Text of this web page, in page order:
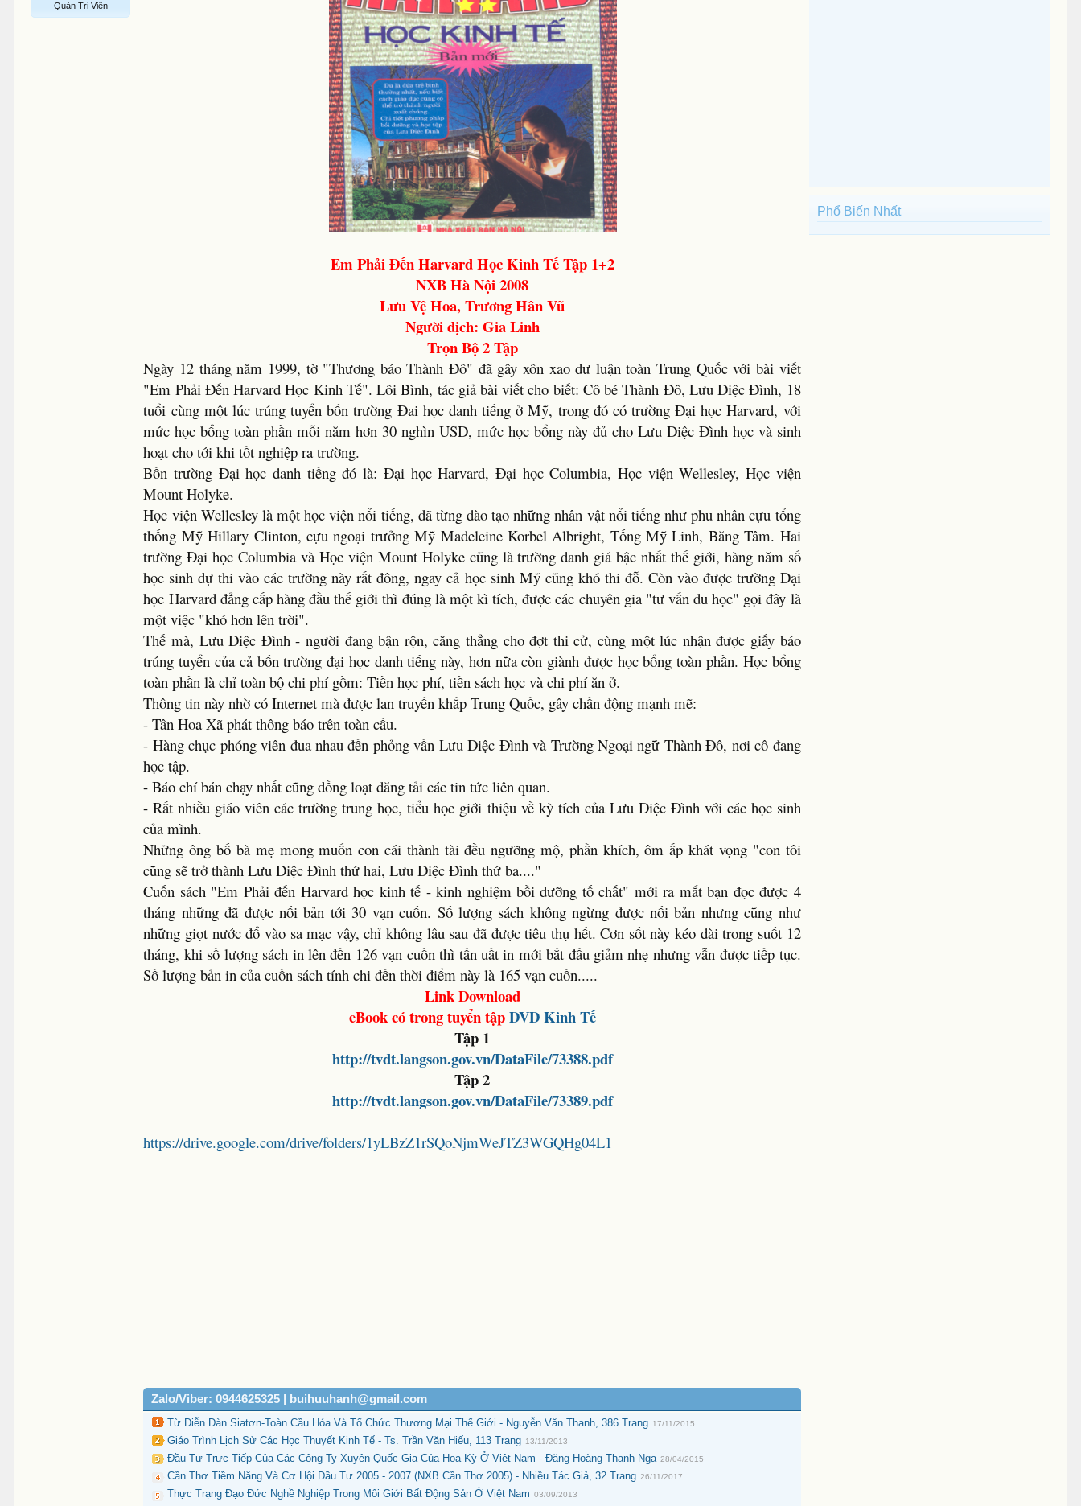
Quản Trị Viên
Em Phải Đến Harvard Học Kinh Tế Tập 1+2
NXB Hà Nội 2008
Lưu Vệ Hoa, Trương Hân Vũ
Người dịch: Gia Linh
Trọn Bộ 2 Tập
Ngày 12 tháng năm 1999, tờ "Thương báo Thành Đô" đã gây xôn xao dư luận toàn Trung Quốc với bài viết
"Em Phải Đến Harvard Học Kinh Tế". Lôi Bình, tác giả bài viết cho biết: Cô bé Thành Đô, Lưu Diệc Đình, 18
tuổi cùng một lúc trúng tuyển bốn trường Đai học danh tiếng ở Mỹ, trong đó có trường Đại học Harvard, với
mức học bổng toàn phần mỗi năm hơn 30 nghìn USD, mức học bổng này đủ cho Lưu Diệc Đình học và sinh
hoạt cho tới khi tốt nghiệp ra trường.
Bốn trường Đại học danh tiếng đó là: Đại học Harvard, Đại học Columbia, Học viện Wellesley, Học viện
Mount Holyke.
Học viện Wellesley là một học viện nổi tiếng, đã từng đào tạo những nhân vật nổi tiếng như phu nhân cựu tổng
thống Mỹ Hillary Clinton, cựu ngoại trưởng Mỹ Madeleine Korbel Albright, Tống Mỹ Linh, Băng Tâm. Hai
trường Đại học Columbia và Học viện Mount Holyke cũng là trường danh giá bậc nhất thế giới, hàng năm số
học sinh dự thi vào các trường này rất đông, ngay cả học sinh Mỹ cũng khó thi đỗ. Còn vào được trường Đại
học Harvard đẳng cấp hàng đầu thế giới thì đúng là một kì tích, được các chuyên gia "tư vấn du học" gọi đây là
một việc "khó hơn lên trời".
Thế mà, Lưu Diệc Đình - người đang bận rộn, căng thẳng cho đợt thi cử, cùng một lúc nhận được giấy báo
trúng tuyển của cả bốn trường đại học danh tiếng này, hơn nữa còn giành được học bổng toàn phần. Học bổng
toàn phần là chỉ toàn bộ chi phí gồm: Tiền học phí, tiền sách học và chi phí ăn ở.
Thông tin này nhờ có Internet mà được lan truyền khắp Trung Quốc, gây chấn động mạnh mẽ:
- Tân Hoa Xã phát thông báo trên toàn cầu.
- Hàng chục phóng viên đua nhau đến phỏng vấn Lưu Diệc Đình và Trường Ngoại ngữ Thành Đô, nơi cô đang
học tập.
- Báo chí bán chạy nhất cũng đồng loạt đăng tải các tin tức liên quan.
- Rất nhiều giáo viên các trường trung học, tiểu học giới thiệu về kỳ tích của Lưu Diệc Đình với các học sinh
của mình.
Những ông bố bà mẹ mong muốn con cái thành tài đều ngưỡng mộ, phần khích, ôm ấp khát vọng "con tôi
cũng sẽ trở thành Lưu Diệc Đình thứ hai, Lưu Diệc Đình thứ ba...."
Cuốn sách "Em Phải đến Harvard học kinh tế - kinh nghiệm bồi dưỡng tố chất" mới ra mắt bạn đọc được 4
tháng những đã được nối bản tới 30 vạn cuốn. Số lượng sách không ngừng được nối bản nhưng cũng như
những giọt nước đổ vào sa mạc vậy, chỉ không lâu sau đã được tiêu thụ hết. Cơn sốt này kéo dài trong suốt 12
tháng, khi số lượng sách in lên đến 126 vạn cuốn thì tần uất in mới bắt đầu giảm nhẹ nhưng vẫn được tiếp tục.
Số lượng bản in của cuốn sách tính chi đến thời điểm này là 165 vạn cuốn.....
Link Download
eBook có trong tuyển tậpDVDKinh Tế
Tập 1
http://tvdt.langson.gov.vn/DataFile/73388.pdf
Tập 2
http://tvdt.langson.gov.vn/DataFile/73389.pdf
https://drive.google.com/drive/folders/1yLBzZ1rSQoNjmWeJTZ3WGQHg04L1
Zalo/Viber: 0944625325 | buihuuhanh@gmail.com
Từ Diễn Đàn Siatơn-Toàn Cầu Hóa Và Tổ Chức Thương Mại Thế Giới - Nguyễn Văn Thanh, 386 Trang 17/11/2015
Giáo Trình Lịch Sử Các Học Thuyết Kinh Tế - Ts. Trần Văn Hiếu, 113 Trang 13/11/2013
Đầu Tư Trực Tiếp Của Các Công Ty Xuyên Quốc Gia Của Hoa Kỳ Ở Việt Nam - Đặng Hoàng Thanh Nga 28/04/2015
Cần Thơ Tiềm Năng Và Cơ Hội Đầu Tư 2005 - 2007 (NXB Cần Thơ 2005) - Nhiều Tác Giả, 32 Trang 26/11/2017
Thực Trạng Đạo Đức Nghề Nghiệp Trong Môi Giới Bất Động Sản Ở Việt Nam 03/09/2013
Phổ Biến Nhất